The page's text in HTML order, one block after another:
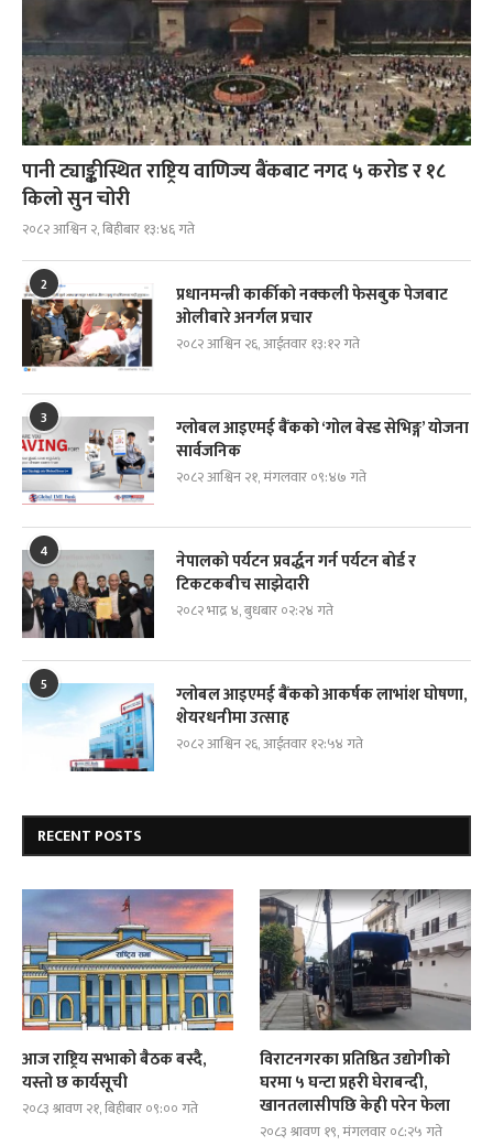
पानी ट्याङ्कीस्थित राष्ट्रिय वाणिज्य बैंकबाट नगद ५ करोड र १८
किलो सुन चोरी
२०८२ आश्विन २, बिहीबार १३:४६ गते
2
प्रधानमन्त्री कार्कीको नक्कली फेसबुक पेजबाट
ओलीबारे अनर्गल प्रचार
२०८२ आश्विन २६, आईतवार १३:१२ गते
3
ग्लोबल आइएमई बैंकको ‘गोल बेस्ड सेभिङ्ग’ योजना
सार्वजनिक
२०८२ आश्विन २१, मंगलवार ०९:४७ गते
4
नेपालको पर्यटन प्रवर्द्धन गर्न पर्यटन बोर्ड र
टिकटकबीच साझेदारी
२०८२ भाद्र ४, बुधबार ०२:२४ गते
5
ग्लोबल आइएमई बैंकको आकर्षक लाभांश घोषणा,
शेयरधनीमा उत्साह
२०८२ आश्विन २६, आईतवार १२:५४ गते
RECENT POSTS
आज राष्ट्रिय सभाको बैठक बस्दै,
यस्तो छ कार्यसूची
२०८३ श्रावण २१, बिहीबार ०९:०० गते
विराटनगरका प्रतिष्ठित उद्योगीको
घरमा ५ घन्टा प्रहरी घेराबन्दी,
खानतलासीपछि केही परेन फेला
२०८३ श्रावण १९, मंगलवार ०८:२५ गते